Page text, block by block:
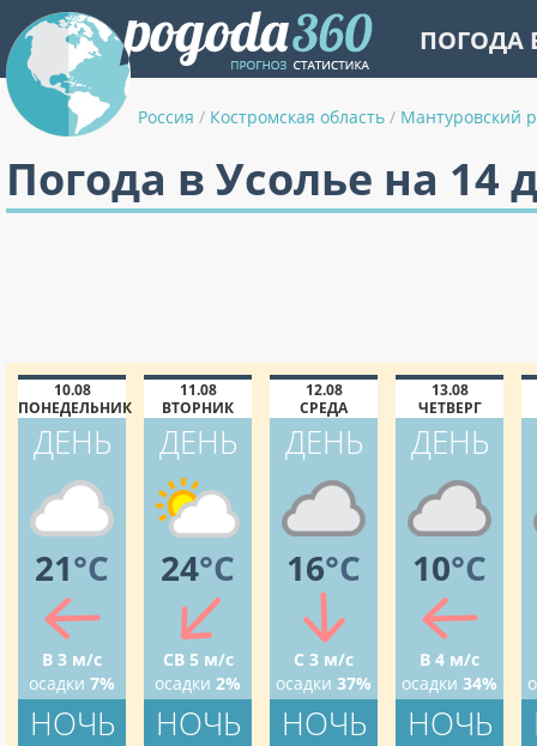
ПОГОДА
Россия / Костромская область / Мантуровский
Погода в Усолье на 14
10.08
ПОНЕДЕЛЬНИК
ДЕНЬ
21°C
В 3 м/с
осадки 7%
НОЧЬ
11.08
ВТОРНИК
ДЕНЬ
24°C
СВ 5 м/с
осадки 2%
НОЧЬ
12.08
СРЕДА
ДЕНЬ
16°C
С 3 м/с
осадки 37%
НОЧЬ
13.08
ЧЕТВЕРГ
ДЕНЬ
10°C
В 4 м/с
осадки 34%
НОЧЬ